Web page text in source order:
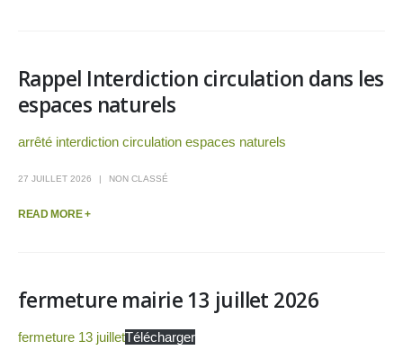
Rappel Interdiction circulation dans les
espaces naturels
arrêté interdiction circulation espaces naturels
27 JUILLET 2026 NON CLASSÉ
READ MORE +
fermeture mairie 13 juillet 2026
fermeture 13 juilletTélécharger